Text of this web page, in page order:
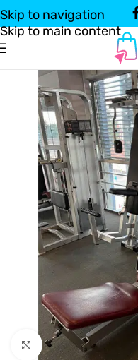
Skip to navigation
Skip to main content
Domov
Vadbena
Kliknite za